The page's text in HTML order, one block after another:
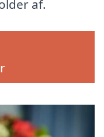
af.